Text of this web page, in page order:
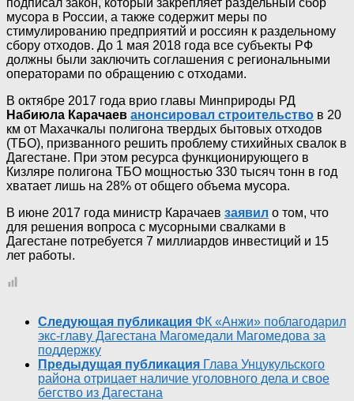
подписал закон, который закрепляет раздельный сбор
мусора в России, а также содержит меры по
стимулированию предприятий и россиян к раздельному
сбору отходов. До 1 мая 2018 года все субъекты РФ
должны были заключить соглашения с региональными
операторами по обращению с отходами.
В октябре 2017 года врио главы Минприроды РД
Набиюла Карачаев анонсировал строительство в 20
км от Махачкалы полигона твердых бытовых отходов
(ТБО), призванного решить проблему стихийных свалок в
Дагестане. При этом ресурса функционирующего в
Кизляре полигона ТБО мощностью 330 тысяч тонн в год
хватает лишь на 28% от общего объема мусора.
В июне 2017 года министр Карачаев заявил о том, что
для решения вопроса с мусорными свалками в
Дагестане потребуется 7 миллиардов инвестиций и 15
лет работы.
Следующая публикация ФК «Анжи» поблагодарил
экс-главу Дагестана Магомедали Магомедова за
поддержку
Предыдущая публикация Глава Унцукульского
района отрицает наличие уголовного дела и свое
бегство из Дагестана